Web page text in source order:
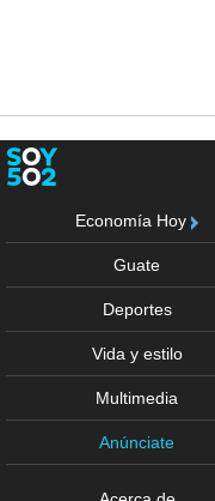
Economía Hoy
Guate
Deportes
Vida y estilo
Multimedia
Anúnciate